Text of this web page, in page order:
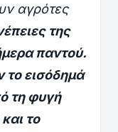
αγρότες
της
παντού.
το εισόδημά
τη φυγή
το